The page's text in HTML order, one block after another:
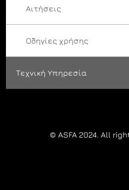
Αιτήσεις
Οδηγίες χρήσης
Τεχνική Υπηρεσία
© ASFA 2024. All